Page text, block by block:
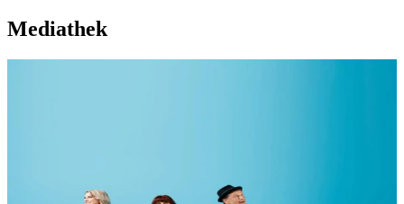
Mediathek